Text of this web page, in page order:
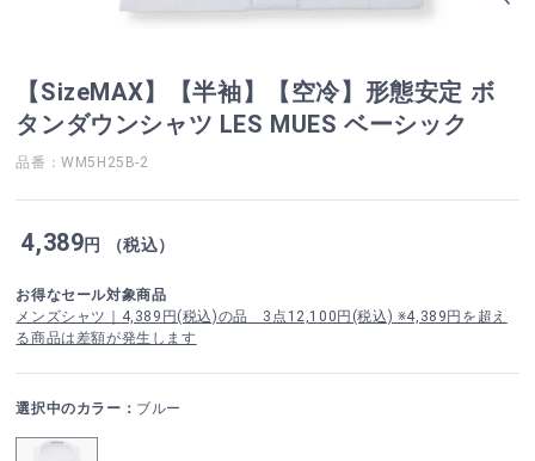
【SizeMAX】【半袖】【空冷】形態安定 ボ
タンダウンシャツ LES MUES ベーシック
品番：WM5H25B-2
4,389円 （税込）
お得なセール対象商品
メンズシャツ｜4,389円(税込)の品 3点12,100円(税込) ※4,389円を超え
る商品は差額が発生します
選択中のカラー： ブルー